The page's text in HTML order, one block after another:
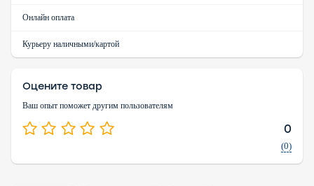
Онлайн оплата
Курьеру наличными/картой
Оцените товар
Ваш опыт поможет другим пользователям
0
(0)